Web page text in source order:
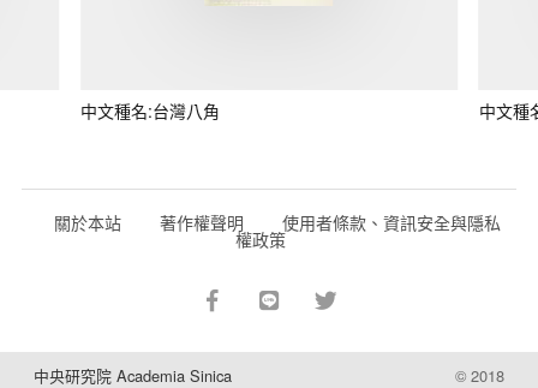
中文種名:台灣八角 中文種
關於本站 著作權聲明 使用者條款、資訊安全與隱私
權政策
中央研究院 Academia Sinica © 2018